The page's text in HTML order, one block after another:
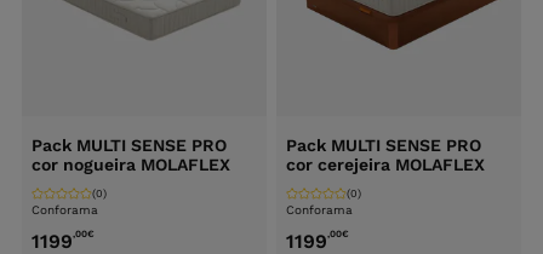
Pack MULTI SENSE PRO
cor nogueira MOLAFLEX
Conforama
(0)
1199,00€
Pack MULTI SENSE PRO
cor cerejeira MOLAFLEX
Conforama
(0)
1199,00€